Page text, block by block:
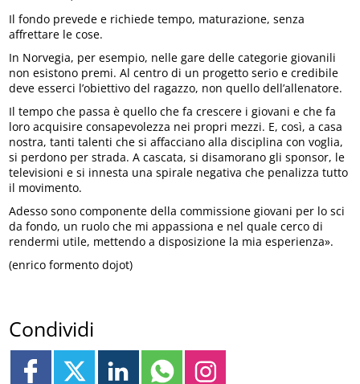
Il fondo prevede e richiede tempo, maturazione, senza
affrettare le cose.
In Norvegia, per esempio, nelle gare delle categorie giovanili
non esistono premi. Al centro di un progetto serio e credibile
deve esserci l’obiettivo del ragazzo, non quello dell’allenatore.
Il tempo che passa è quello che fa crescere i giovani e che fa
loro acquisire consapevolezza nei propri mezzi. E, così, a casa
nostra, tanti talenti che si affacciano alla disciplina con voglia,
si perdono per strada. A cascata, si disamorano gli sponsor, le
televisioni e si innesta una spirale negativa che penalizza tutto
il movimento.
Adesso sono componente della commissione giovani per lo sci
da fondo, un ruolo che mi appassiona e nel quale cerco di
rendermi utile, mettendo a disposizione la mia esperienza».
(enrico formento dojot)
Condividi